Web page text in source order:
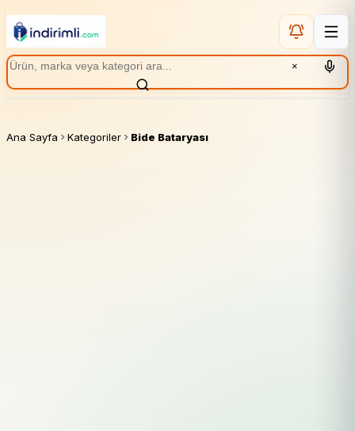
×
Ana Sayfa Kategoriler Bide Bataryası